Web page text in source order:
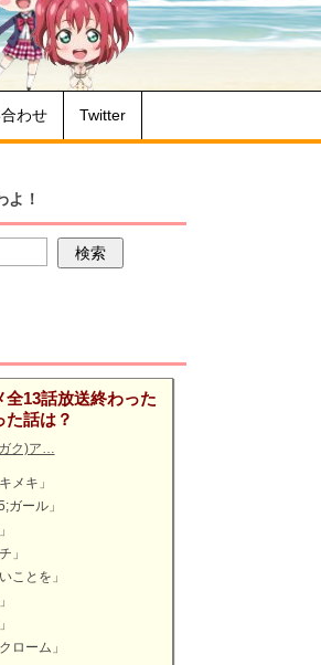
わせ Twitter
よ！
13話放送終わった
た話は？
ク)ア…
メキ」
ール」
」
ことを」
ローム」